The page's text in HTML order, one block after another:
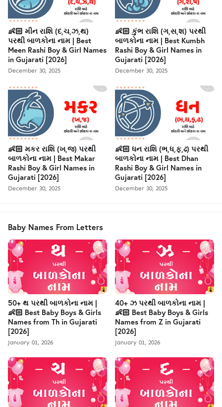
👶🏻 મીન રાશિ (દ,ચ,ઝ,થ)
પરથી બાળકોના નામ | Best
Meen Rashi Boy & Girl Names
in Gujarati [2026]
December 30, 2025
👶🏻 કુંભ રાશિ (ગ,સ,શ) પરથી
બાળકોના નામ | Best Kumbh
Rashi Boy & Girl Names in
Gujarati [2026]
December 30, 2025
👶🏻 મકર રાશિ (ખ,જ) પરથી
બાળકોના નામ | Best Makar
Rashi Boy & Girl Names in
Gujarati [2026]
December 30, 2025
👶🏻 ધન રાશિ (ભ,ધ,ફ,ઢ) પરથી
બાળકોના નામ | Best Dhan
Rashi Boy & Girl Names in
Gujarati [2026]
December 30, 2025
Baby Names From Letters
50+ થ પરથી બાળકોના નામ |
👶🏻 Best Baby Boys & Girls
Names from Th in Gujarati
[2026]
January 01, 2026
40+ ઝ પરથી બાળકોના નામ |
👶🏻 Best Baby Boys & Girls
Names from Z in Gujarati
[2026]
January 01, 2026